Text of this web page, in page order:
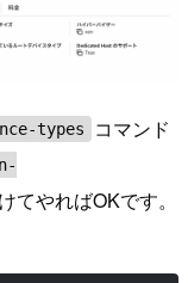
types
コマンド
てやればOKです。